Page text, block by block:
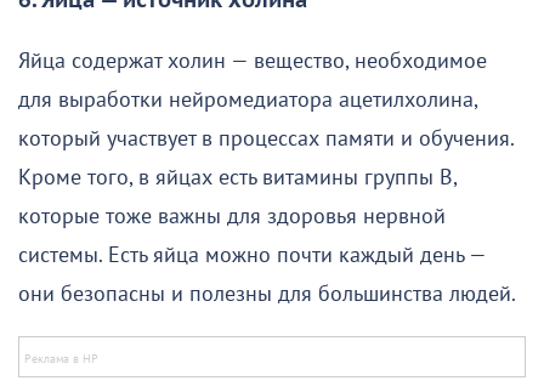
Яйца содержат холин — вещество, необходимое
для выработки нейромедиатора ацетилхолина,
который участвует в процессах памяти и обучения.
Кроме того, в яйцах есть витамины группы B,
которые тоже важны для здоровья нервной
системы. Есть яйца можно почти каждый день —
они безопасны и полезны для большинства людей.